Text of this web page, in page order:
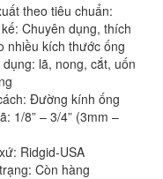
theo tiêu chuẩn:
Chuyên dụng, thích
nhiều kích thước ống
lã, nong, cắt, uốn
Đường kính ống
1/8” – 3/4” (3mm –
Ridgid-USA
Còn hàng